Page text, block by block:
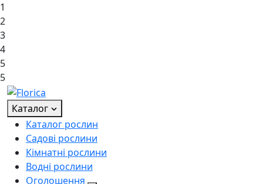
1
2
3
4
5
5
Каталог
Каталог рослин
Садові рослини
Кімнатні рослини
Водні рослини
Оголошення